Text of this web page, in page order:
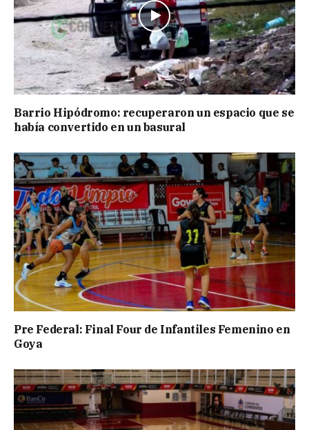
Barrio Hipódromo: recuperaron un espacio que se
había convertido en un basural
Pre Federal: Final Four de Infantiles Femenino en
Goya